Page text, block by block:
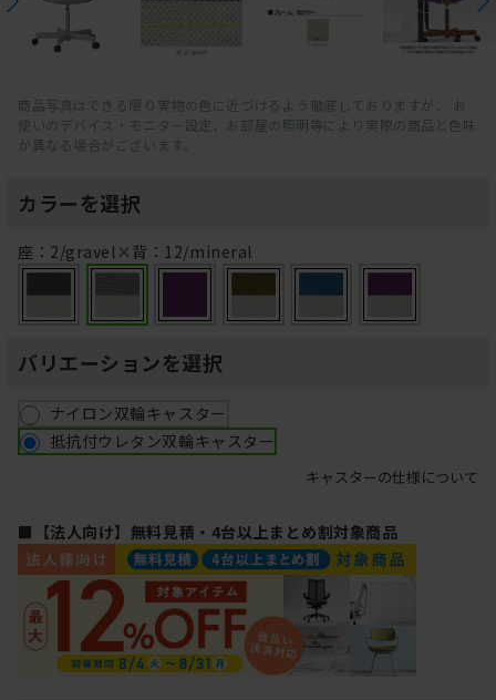
商品写真はできる限り実物の色に近づけるよう徹底しておりますが、 お
使いのデバイス・モニター設定、お部屋の照明等により実際の商品と色味
が異なる場合がございます。
カラーを選択
座：2/gravel×背：12/mineral
バリエーションを選択
ナイロン双輪キャスター
抵抗付ウレタン双輪キャスター
キャスターの仕様について
■【法人向け】無料見積・4台以上まとめ割対象商品